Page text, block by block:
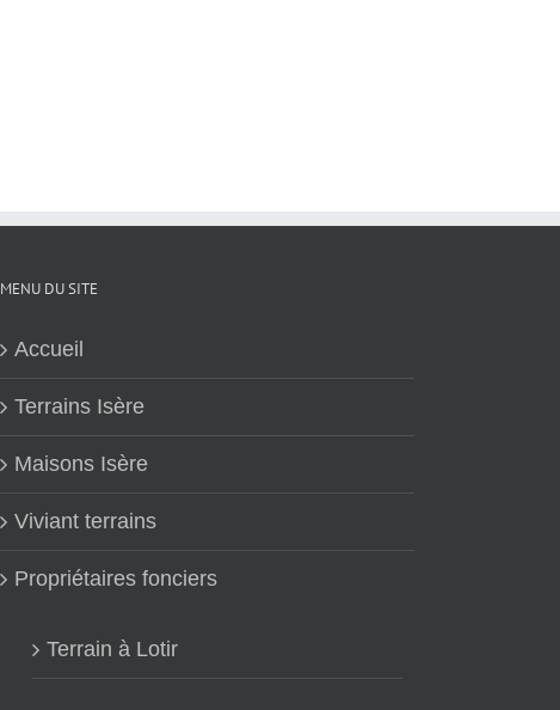
MENU DU SITE
Accueil
Terrains Isère
Maisons Isère
Viviant terrains
Propriétaires fonciers
Terrain à Lotir